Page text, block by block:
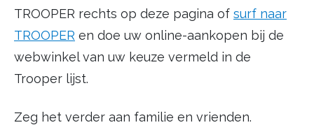
TROOPER rechts op deze pagina of surf naar
TROOPER en doe uw online-aankopen bij de
webwinkel van uw keuze vermeld in de
Trooper lijst.
Zeg het verder aan familie en vrienden.